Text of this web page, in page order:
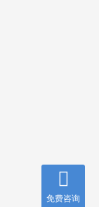
免费咨询